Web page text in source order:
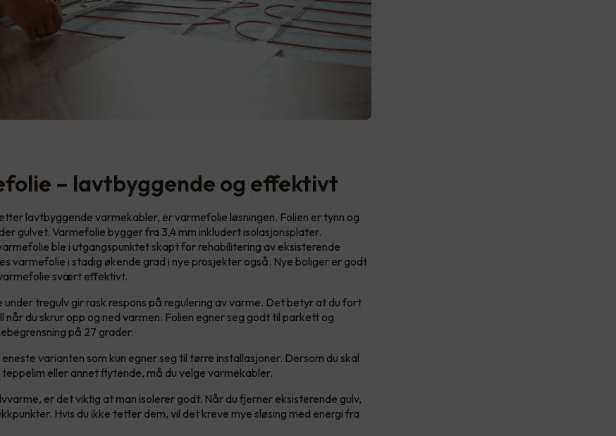
– lavtbyggende og effektivt
lavtbyggende varmekabler, er varmefolie løsningen. Folien er tynn og
gulvet. Varmefolie bygger fra 3,4 mm inkludert isolasjonsplater.
ble i utgangspunktet skapt for rehabilitering av eksisterende
varmefolie i stadig økende grad i nye prosjekter også. Nye boliger er godt
svært effektivt.
under tregulv gir rask respons på regulering av varme. Det betyr at du fort
når du skrur opp og ned varmen. Folien egner seg godt til parkett og
på 27 grader.
varianten som kun egner seg til tørre installasjoner. Dersom du skal
eller annet flytende, må du velge varmekabler.
er det viktig at man isolerer godt. Når du fjerner eksisterende gulv,
Hvis du ikke tetter dem, vil det kreve mye sløsing med energi fra